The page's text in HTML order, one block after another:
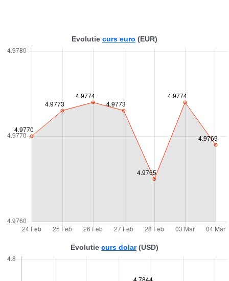
Evolutie curs euro (EUR)
Evolutie curs dolar(USD)